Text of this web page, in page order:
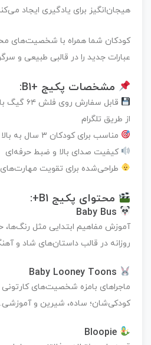
هیجان‌انگیز برای یادگیری ایجاد می‌کند.
کودکان شما همراه با شخصیت‌های محبوب
عبارات جدید را در قالبی طبیعی و
مشخصات پکیج +B1:
قابل سفارش روی فلش
از طریق تلگرام
مناسب برای کودکان۳ سال به بالا
کیفیت صدای بالا و ضبط حرفه‌ای
طراحی‌شده برای تقویت مهارت‌های
محتوای پکیج B1+:
آموزش مفاهیم ابتدایی مثل رنگ‌ها،
روزانه در قالب داستان‌های شاد و آهنگین.
ماجراهای بامزه شخصیت‌های کارتونی
کودکی‌شان؛ ساده، شیرین و آموزشی.